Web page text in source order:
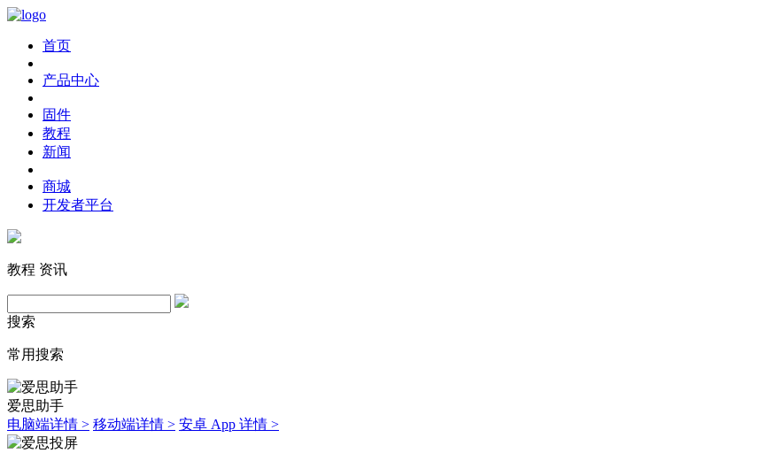
首页
产品中心
固件
教程
新闻
商城
开发者平台
教程 资讯
搜索
常用搜索
爱思助手
电脑端详情 > 移动端详情 > 安卓 App 详情 >